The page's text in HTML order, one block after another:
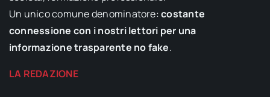
Un unico comune denominatore:costante
connessione con i nostri lettori per una
informazione trasparente no fake.
LA REDAZIONE